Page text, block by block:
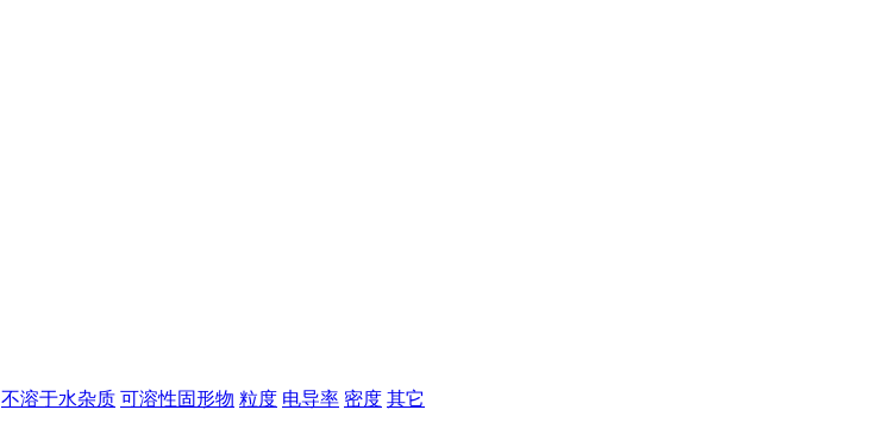
不溶于水杂质 可溶性固形物 粒度 电导率 密度 其它